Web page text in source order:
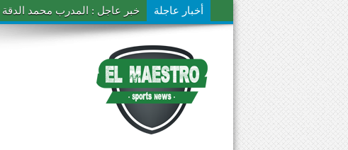
أخبار عاجلة خبر عاجل : المدرب محمد الدقة